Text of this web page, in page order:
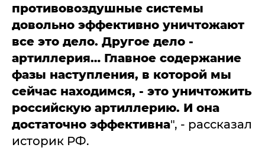
противовоздушные системы
довольно эффективно уничтожают
все это дело. Другое дело -
артиллерия… Главное содержание
фазы наступления, в которой мы
сейчас находимся, - это уничтожить
российскую артиллерию. И она
достаточно эффективна", - рассказал
историк РФ.